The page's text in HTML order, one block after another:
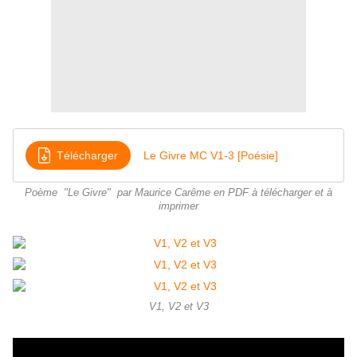
Télécharger Le Givre MC V1-3 [Poésie]
Poème "Le Givre" par Maurice Carême en PDF à télécharger et à
imprimer
V1, V2 et V3